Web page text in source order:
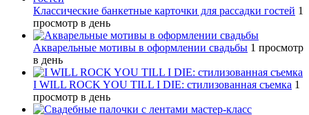
Классические банкетные карточки для рассадки гостей 1
просмотр в день
Акварельные мотивы в оформлении свадьбы 1 просмотр
в день
I WILL ROCK YOU TILL I DIE: стилизованная съемка 1
просмотр в день